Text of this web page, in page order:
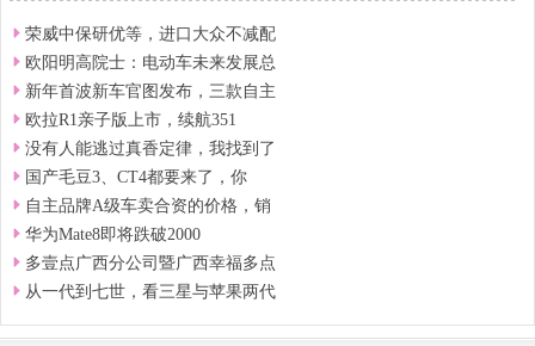
荣威中保研优等，进口大众不减配
欧阳明高院士：电动车未来发展总
新年首波新车官图发布，三款自主
欧拉R1亲子版上市，续航351
没有人能逃过真香定律，我找到了
国产毛豆3、CT4都要来了，你
自主品牌A级车卖合资的价格，销
华为Mate8即将跌破2000
多壹点广西分公司暨广西幸福多点
从一代到七世，看三星与苹果两代